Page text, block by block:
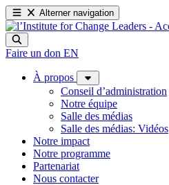
Alterner navigation
Faire un don EN
À propos
Conseil d’administration
Notre équipe
Salle des médias
Salle des médias: Vidéos
Notre impact
Notre programme
Partenariat
Nous contacter